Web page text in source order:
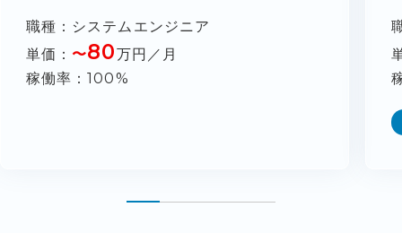
職種
システムエンジニア
単価
〜80万円／月
稼働率
100%